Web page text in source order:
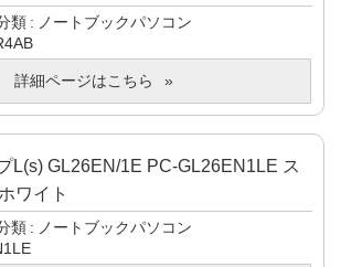
類
ノートブックパソコン
詳細ページはこちら
L(s) GL26EN/1E PC-GL26EN1LE ス
ワイト
類
ノートブックパソコン